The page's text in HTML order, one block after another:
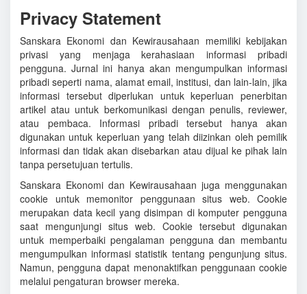
Privacy Statement
Sanskara Ekonomi dan Kewirausahaan memiliki kebijakan
privasi yang menjaga kerahasiaan informasi pribadi
pengguna. Jurnal ini hanya akan mengumpulkan informasi
pribadi seperti nama, alamat email, institusi, dan lain-lain, jika
informasi tersebut diperlukan untuk keperluan penerbitan
artikel atau untuk berkomunikasi dengan penulis, reviewer,
atau pembaca. Informasi pribadi tersebut hanya akan
digunakan untuk keperluan yang telah diizinkan oleh pemilik
informasi dan tidak akan disebarkan atau dijual ke pihak lain
tanpa persetujuan tertulis.
Sanskara Ekonomi dan Kewirausahaan juga menggunakan
cookie untuk memonitor penggunaan situs web. Cookie
merupakan data kecil yang disimpan di komputer pengguna
saat mengunjungi situs web. Cookie tersebut digunakan
untuk memperbaiki pengalaman pengguna dan membantu
mengumpulkan informasi statistik tentang pengunjung situs.
Namun, pengguna dapat menonaktifkan penggunaan cookie
melalui pengaturan browser mereka.